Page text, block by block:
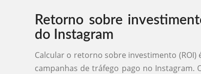
Retorno sobre
do Instagram
Calcular o retorno sobre investimento
campanhas de tráfego pago no Instagram.